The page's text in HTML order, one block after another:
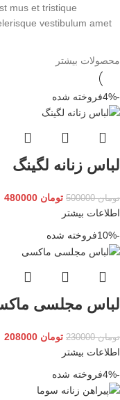
mus et tristique
vestibulum amet
محصولات بیشتر
-4% فروخته شده
لباس زنانه لگینگ
تومان500000 تومان
اطلاعات بیشتر
-10%
فروخته شده
لباس مجلسی
تومان230000 تومان
اطلاعات بیشتر
-4%
فروخته شده